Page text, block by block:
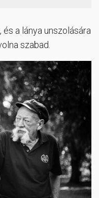
a lánya unszolására
szabad.